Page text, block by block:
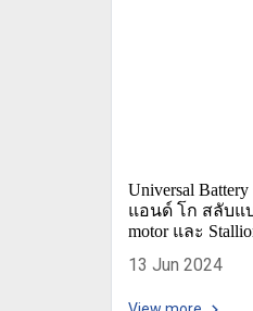
Universal
แอนด์ โก สลับแ
motor และ
13 Jun 2024